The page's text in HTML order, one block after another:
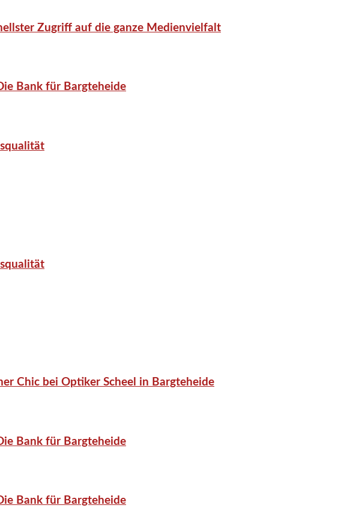
Zugriff auf die ganze Medienvielfalt
Bank für Bargteheide
Chic bei Optiker Scheel in Bargteheide
Bank für Bargteheide
Bank für Bargteheide